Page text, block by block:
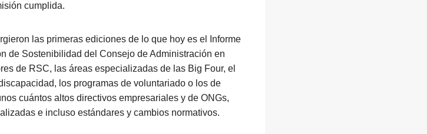
cumplida.
las primeras ediciones de lo que hoy es el Informe
de Sostenibilidad del Consejo de Administración en
de RSC, las áreas especializadas de las Big Four, el
los programas de voluntariado o los de
cuántos altos directivos empresariales y de ONGs,
e incluso estándares y cambios normativos.